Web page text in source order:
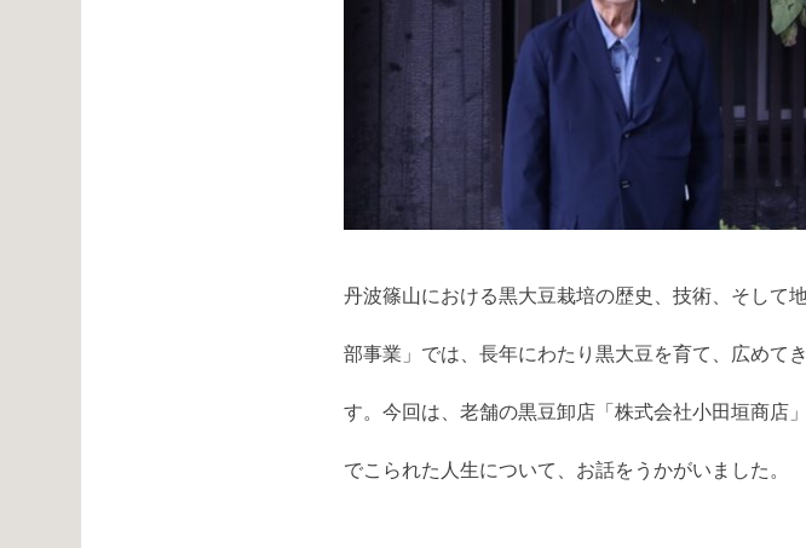
丹波篠山における黒大豆栽培の歴史、技術、そして
部事業」では、長年にわたり黒大豆を育て、広めて
す。今回は、老舗の黒豆卸店「株式会社小田垣商店
でこられた人生について、お話をうかがいました。